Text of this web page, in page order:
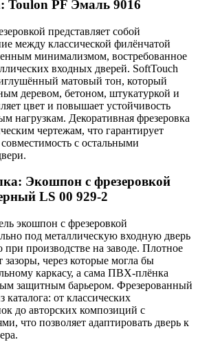
Toulon PF Эмаль 9016
представляет собой
между классической филёнчатой
минимализмом, востребованное
входных дверей. SoftTouch
матовый тон, который
деревом, бетоном, штукатуркой и
цвет и повышает устойчивость
нагрузкам. Декоративная фрезеровка
чертежам, что гарантирует
с остальными
Экошпон с фрезеровкой
LS 00 929-2
экошпон с фрезеровкой
под металлическую входную дверь
при производстве на заводе. Плотное
через которые могла бы
каркасу, а сама ПВХ-плёнка
защитным барьером. Фрезерованный
каталога: от классических
до авторских композиций с
что позволяет адаптировать дверь к